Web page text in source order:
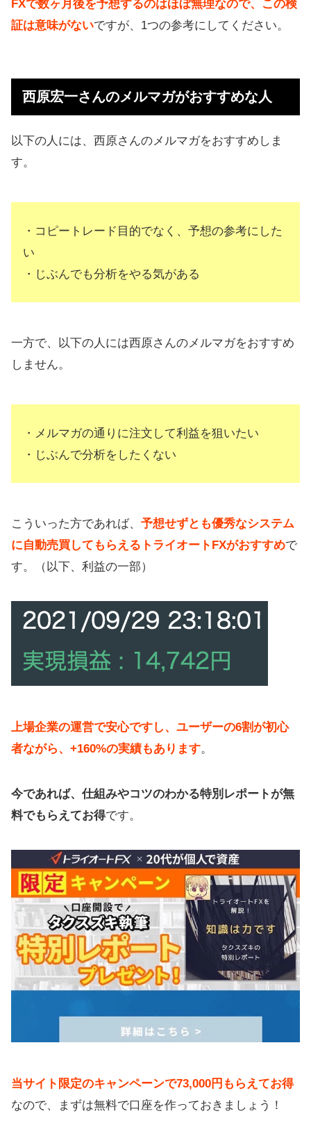
FXで数ヶ月後を予想するのはほぼ無理なので、この検
証は意味がないですが、1つの参考にしてください。
西原宏一さんのメルマガがおすすめな人
以下の人には、西原さんのメルマガをおすすめしま
す。
・コピートレード目的でなく、予想の参考にした
い
・じぶんでも分析をやる気がある
一方で、以下の人には西原さんのメルマガをおすすめ
しません。
・メルマガの通りに注文して利益を狙いたい
・じぶんで分析をしたくない
こういった方であれば、 予想せずとも優秀なシステム
に自動売買してもらえるトライオートFXがおすすめで
す。（以下、利益の一部）
上場企業の運営で安心ですし、ユーザーの6割が初心
者ながら、+160%の実績もあります。
今であれば、仕組みやコツのわかる特別レポートが無
料でもらえてお得です。
当サイト限定のキャンペーンで73,000円もらえてお得
なので、まずは無料で口座を作っておきましょう！